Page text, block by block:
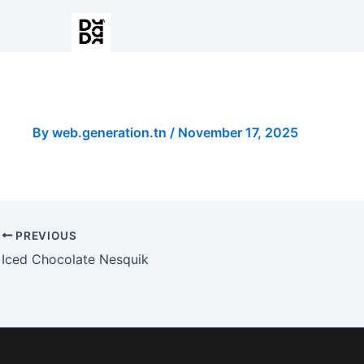
By web.generation.tn / November 17, 2025
PREVIOUS
Iced Chocolate Nesquik